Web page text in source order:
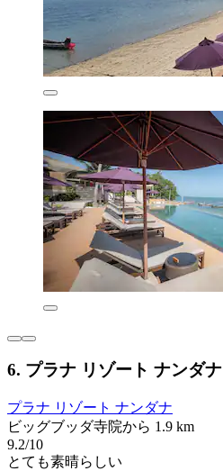
6. プラナ リゾート ナンダナ
プラナ リゾート ナンダナ
ビッグブッダ寺院から 1.9 km
9.2/10
とても素晴らしい